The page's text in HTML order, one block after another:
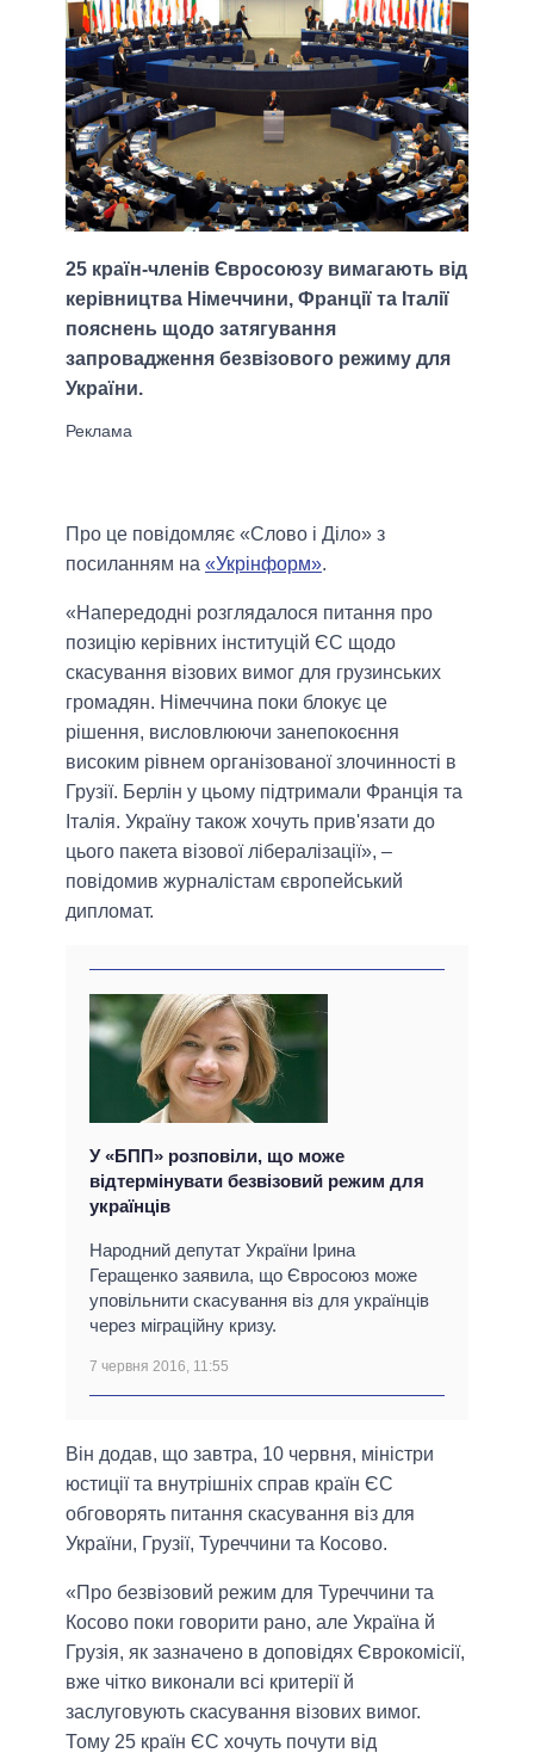
25 країн-членів Євросоюзу вимагають від
керівництва Німеччини, Франції та Італії
пояснень щодо затягування
запровадження безвізового режиму для
України.
Про це повідомляє «Слово і Діло» з
посиланням на «Укрінформ».
«Напередодні розглядалося питання про
позицію керівних інституцій ЄС щодо
скасування візових вимог для грузинських
громадян. Німеччина поки блокує це
рішення, висловлюючи занепокоєння
високим рівнем організованої злочинності в
Грузії. Берлін у цьому підтримали Франція та
Італія. Україну також хочуть прив'язати до
цього пакета візової лібералізації», –
повідомив журналістам європейський
дипломат.
У «БПП» розповіли, що може
відтермінувати безвізовий режим для
українців
Народний депутат України Ірина
Геращенко заявила, що Євросоюз може
уповільнити скасування віз для українців
через міграційну кризу.
7 червня 2016, 11:55
Він додав, що завтра, 10 червня, міністри
юстиції та внутрішніх справ країн ЄС
обговорять питання скасування віз для
України, Грузії, Туреччини та Косово.
«Про безвізовий режим для Туреччини та
Косово поки говорити рано, але Україна й
Грузія, як зазначено в доповідях Єврокомісії,
вже чітко виконали всі критерії й
заслуговують скасування візових вимог.
Тому 25 країн ЄС хочуть почути від